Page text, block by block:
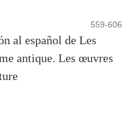
559-606
al español de Les
antique. Les œuvres